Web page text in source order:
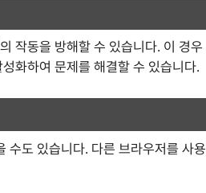
작동을 방해할 수 있습니다. 이 경우
화하여 문제를 해결할 수 있습니다.
수도 있습니다. 다른 브라우저를 사용